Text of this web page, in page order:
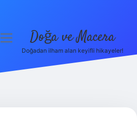
menüyü Doğa ve Macera
Doğadan ilham alan keyifli hikayeler!